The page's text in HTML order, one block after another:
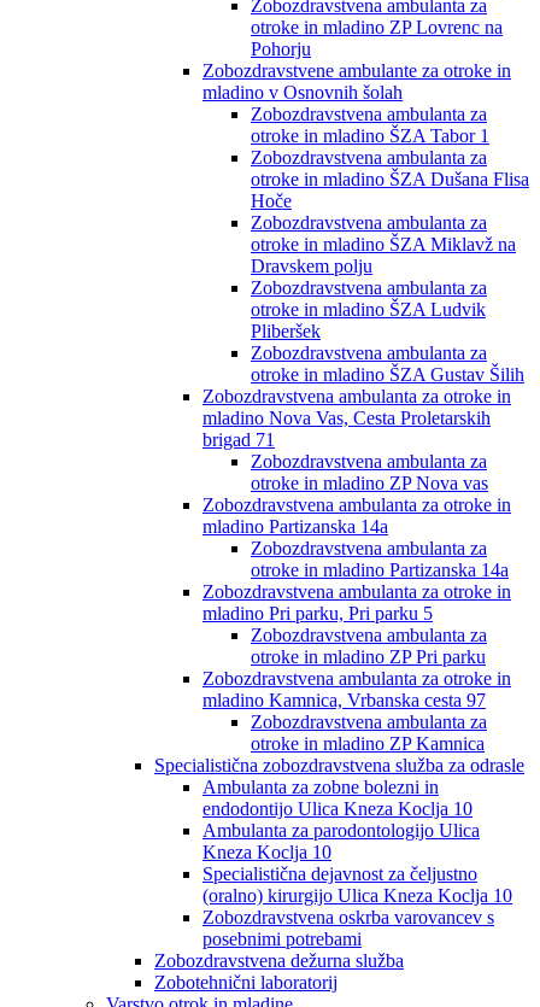
Zobozdravstvena ambulanta za
otroke in mladino ZP Lovrenc na
Pohorju
Zobozdravstvene ambulante za otroke in
mladino v Osnovnih šolah
Zobozdravstvena ambulanta za
otroke in mladino ŠZA Tabor 1
Zobozdravstvena ambulanta za
otroke in mladino ŠZA Dušana Flisa
Hoče
Zobozdravstvena ambulanta za
otroke in mladino ŠZA Miklavž na
Dravskem polju
Zobozdravstvena ambulanta za
otroke in mladino ŠZA Ludvik
Pliberšek
Zobozdravstvena ambulanta za
otroke in mladino ŠZA Gustav Šilih
Zobozdravstvena ambulanta za otroke in
mladino Nova Vas, Cesta Proletarskih
brigad 71
Zobozdravstvena ambulanta za
otroke in mladino ZP Nova vas
Zobozdravstvena ambulanta za otroke in
mladino Partizanska 14a
Zobozdravstvena ambulanta za
otroke in mladino Partizanska 14a
Zobozdravstvena ambulanta za otroke in
mladino Pri parku, Pri parku 5
Zobozdravstvena ambulanta za
otroke in mladino ZP Pri parku
Zobozdravstvena ambulanta za otroke in
mladino Kamnica, Vrbanska cesta 97
Zobozdravstvena ambulanta za
otroke in mladino ZP Kamnica
Specialistična zobozdravstvena služba za odrasle
Ambulanta za zobne bolezni in
endodontijo Ulica Kneza Koclja 10
Ambulanta za parodontologijo Ulica
Kneza Koclja 10
Specialistična dejavnost za čeljustno
(oralno) kirurgijo Ulica Kneza Koclja 10
Zobozdravstvena oskrba varovancev s
posebnimi potrebami
Zobozdravstvena dežurna služba
Zobotehnični laboratorij